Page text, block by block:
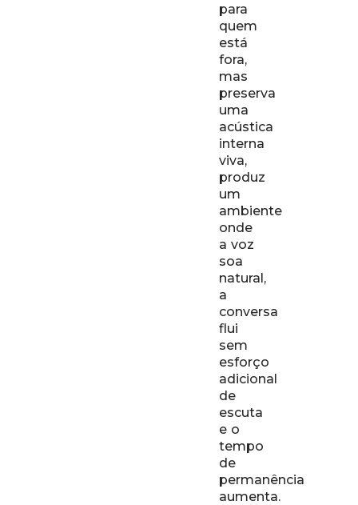
para
quem
está
fora,
mas
preserva
uma
acústica
interna
viva,
produz
um
ambiente
onde
a voz
soa
natural,
a
conversa
flui
sem
esforço
adicional
de
escuta
e o
tempo
de
permanência
aumenta.